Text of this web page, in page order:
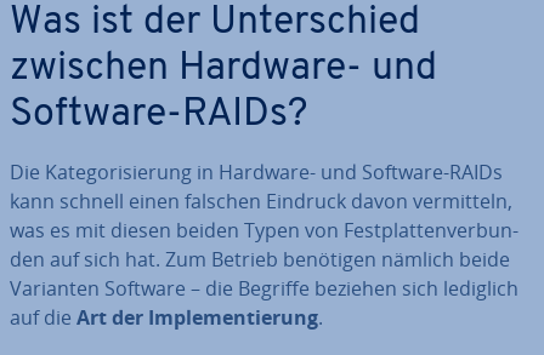
Was ist der Un­ter­schied
zwischen Hardware- und
Software-RAIDs?
Die Ka­te­go­ri­sie­rung in Hardware- und Software-RAIDs
kann schnell einen falschen Eindruck davon ver­mit­teln,
was es mit diesen beiden Typen von Fest­plat­ten­ver­bun­
den auf sich hat. Zum Betrieb benötigen nämlich beide
Varianten Software – die Begriffe beziehen sich lediglich
auf die Art der Im­ple­men­tie­rung.